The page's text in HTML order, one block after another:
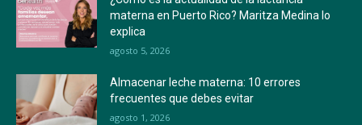
materna en Puerto Rico? Maritza Medina lo
explica
agosto 5, 2026
Almacenar leche materna: 10 errores
frecuentes que debes evitar
agosto 1, 2026